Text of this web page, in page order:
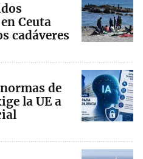
Ceuta
cadáveres
de
la UE a